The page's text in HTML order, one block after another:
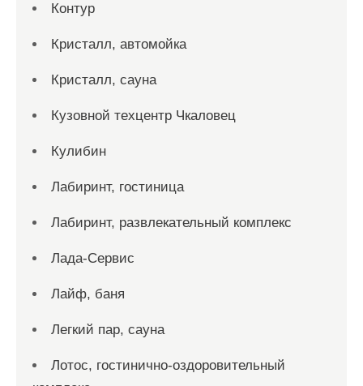
Контур
Кристалл, автомойка
Кристалл, сауна
Кузовной техцентр Чкаловец
Кулибин
Лабиринт, гостиница
Лабиринт, развлекательный комплекс
Лада-Сервис
Лайф, баня
Легкий пар, сауна
Лотос, гостинично-оздоровительный